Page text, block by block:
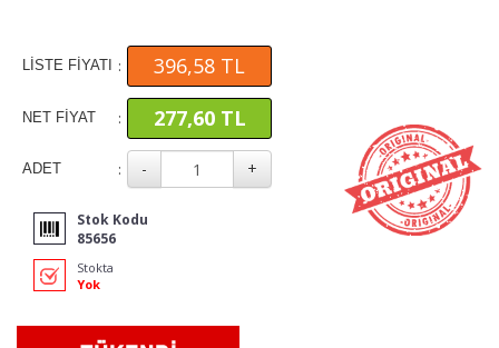
LİSTE FİYATI : 396,58 TL
NET FİYAT : 277,60 TL
ADET :
Stok Kodu
85656
Stokta
Yok